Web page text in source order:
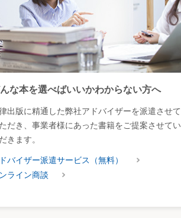
な本を選べばいいかわからない方へ
出版に精通した弊社アドバイザーを派遣させて
だき、事業者様にあった書籍をご提案させてい
きます。
バイザー派遣サービス（無料）
ライン商談